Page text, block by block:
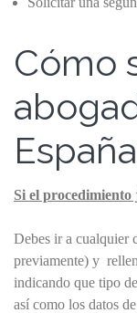
Cómo
España
Si el
Debes ir a cualquier
previamente) y
indicando que tipo
así como los datos